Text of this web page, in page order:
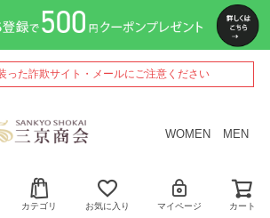
った詐欺サイト・メールにご注意ください
WOMEN MEN
カテゴリ お気に入り マイページ カート
ペー
ジト
ップ
へ